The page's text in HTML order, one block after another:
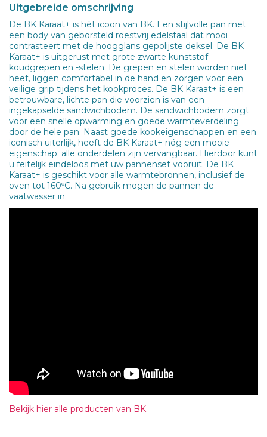
Uitgebreide omschrijving
De BK Karaat+ is hét icoon van BK. Een stijlvolle pan met
een body van geborsteld roestvrij edelstaal dat mooi
contrasteert met de hoogglans gepolijste deksel. De BK
Karaat+ is uitgerust met grote zwarte kunststof
koudgrepen en -stelen. De grepen en stelen worden niet
heet, liggen comfortabel in de hand en zorgen voor een
veilige grip tijdens het kookproces. De BK Karaat+ is een
betrouwbare, lichte pan die voorzien is van een
ingekapselde sandwichbodem. De sandwichbodem zorgt
voor een snelle opwarming en goede warmteverdeling
door de hele pan. Naast goede kookeigenschappen en een
iconisch uiterlijk, heeft de BK Karaat+ nóg een mooie
eigenschap; alle onderdelen zijn vervangbaar. Hierdoor kunt
u feitelijk eindeloos met uw pannenset vooruit. De BK
Karaat+ is geschikt voor alle warmtebronnen, inclusief de
oven tot 160ºC. Na gebruik mogen de pannen de
vaatwasser in.
Bekijk hier alle producten van BK.